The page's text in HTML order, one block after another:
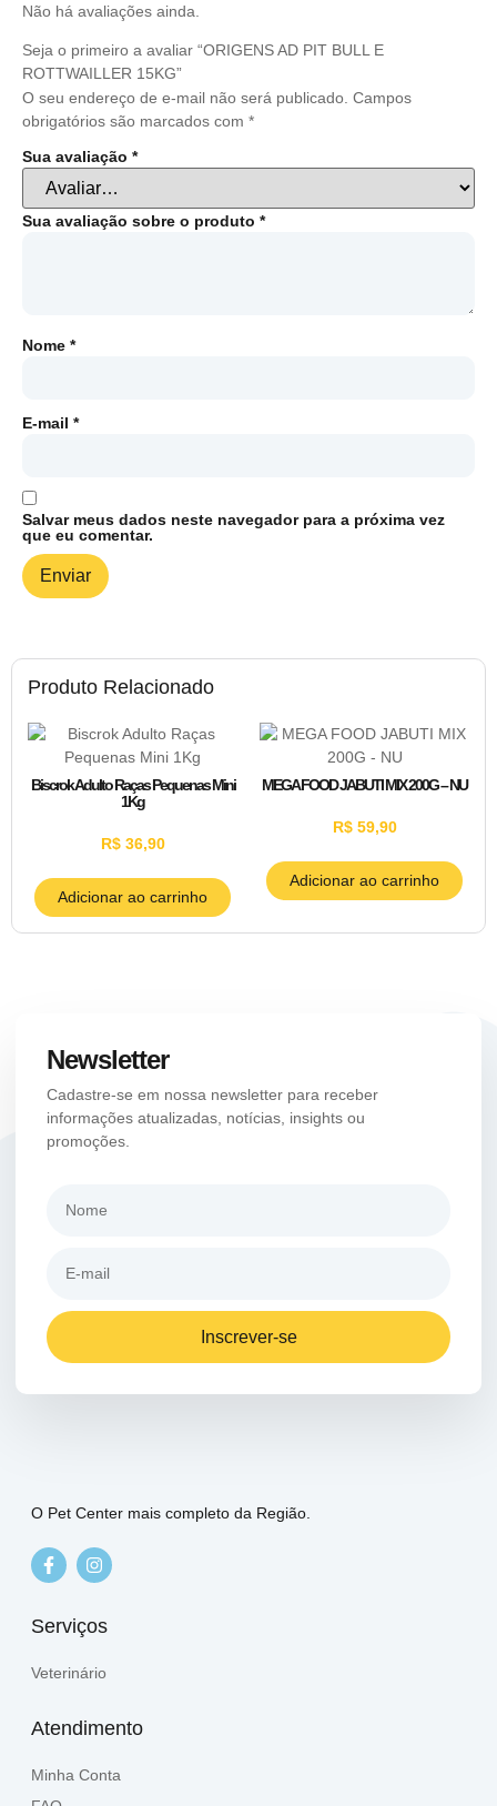
Produto Relacionado
Biscrok Adulto Raças Pequenas Mini
1Kg
R$36,90
Adicionar ao carrinho
MEGA FOOD JABUTI MIX 200G – NU
R$59,90
Adicionar ao carrinho
Não há avaliações ainda.
Seja o primeiro a avaliar “ORIGENS AD PIT BULL E
ROTTWAILLER 15KG”
O seu endereço de e-mail não será publicado. Campos
obrigatórios são marcados com *
Sua avaliação *
Sua avaliação sobre o produto *
Nome *
E-mail *
Salvar meus dados neste navegador para a próxima vez
que eu comentar.
Newsletter
Cadastre-se em nossa newsletter para receber
informações atualizadas, notícias, insights ou
promoções.
Inscrever-se
O Pet Center mais completo da Região.
Serviços
Veterinário
Atendimento
Minha Conta